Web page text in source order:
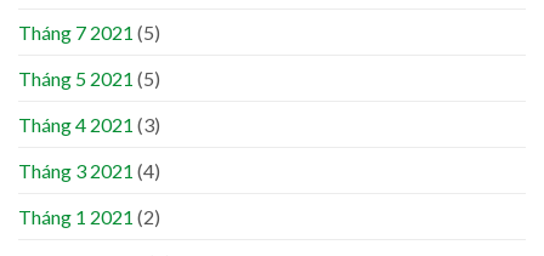
Tháng 7 2021 (5)
Tháng 5 2021 (5)
Tháng 4 2021 (3)
Tháng 3 2021 (4)
Tháng 1 2021 (2)